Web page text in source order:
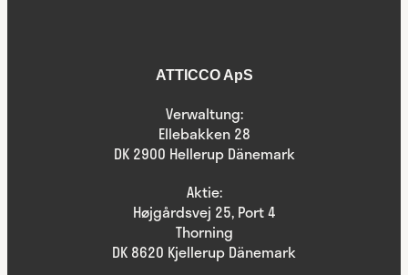
ATTICCO ApS
Verwaltung:
Ellebakken 28
DK 2900 Hellerup Dänemark
Aktie:
Højgårdsvej 25, Port 4
Thorning
DK 8620 Kjellerup Dänemark